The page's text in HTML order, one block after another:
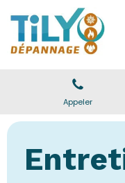
Appeler